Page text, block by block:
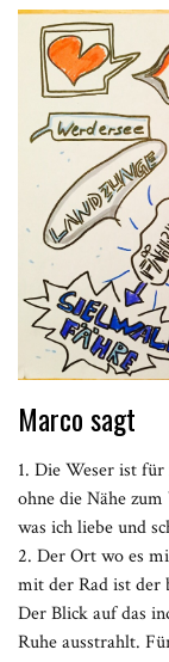
Marco sagt
1. Die Weser ist
ohne die Nähe
was ich liebe und
2. Der Ort wo es
mit der Rad ist der
Der Blick auf das
Ruhe ausstrahlt.